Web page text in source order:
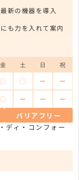
新の機器を導入
も力を入れて案内
金 土 日 祝
◯ ◯ ー ー
◯ ー ー ー
バリアフリー
ディ・コンフォー